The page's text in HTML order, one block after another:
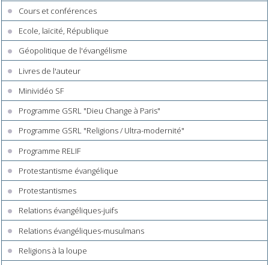
Cours et conférences
Ecole, laïcité, République
Géopolitique de l'évangélisme
Livres de l'auteur
Minividéo SF
Programme GSRL "Dieu Change à Paris"
Programme GSRL "Religions / Ultra-modernité"
Programme RELIF
Protestantisme évangélique
Protestantismes
Relations évangéliques-juifs
Relations évangéliques-musulmans
Religions à la loupe